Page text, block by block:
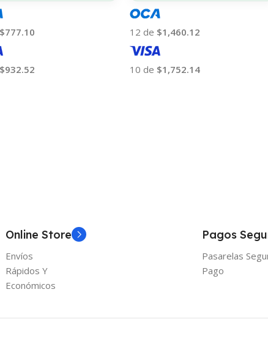
$777.10
$932.52
12 de $1,460.12
10 de $1,752.14
Online Store
Envíos
Rápidos Y
Económicos
Pagos
Pasarelas
Pago